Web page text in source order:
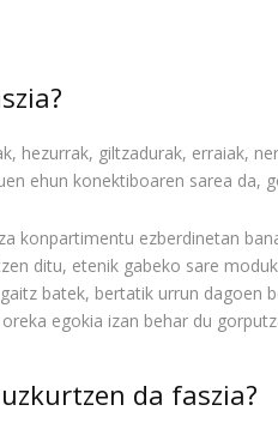
hezurrak, giltzadurak, erraiak,
ehun konektiboaren sarea da,
konpartimentu ezberdinetan
ditu, etenik gabeko sare
batek, bertatik urrun dagoen
egokia izan behar du
da faszia?